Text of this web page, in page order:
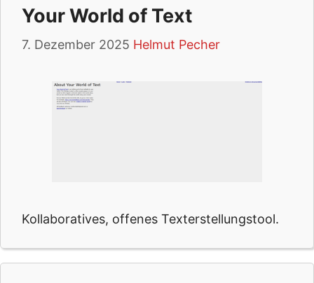
Your World of Text
7. Dezember 2025 Helmut Pecher
Kollaboratives, offenes Texterstellungstool.